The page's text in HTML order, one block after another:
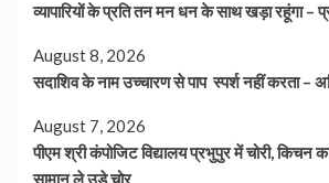
व्यापारियों के प्रति तन मन धन के साथ खड़ा रहूंगा –
August 8, 2026
सदाशिव के नाम उच्चारण से पाप स्पर्श नहीं करता –
August 7, 2026
पीएम श्री कंपोजिट विद्यालय प्रभुपुर में चोरी, किचन
सामान ले उड़े चोर